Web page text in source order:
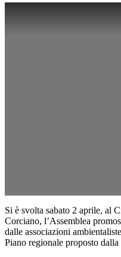
Si è svolta sabato 2 aprile, al
Corciano, l’Assemblea
dalle associazioni
Piano regionale proposto dalla